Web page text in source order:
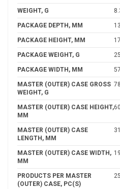
WEIGHT, G
PACKAGE DEPTH, MM
PACKAGE HEIGHT, MM
PACKAGE WEIGHT, G
PACKAGE WIDTH, MM
MASTER (OUTER) CASE GROSS
WEIGHT, G
MASTER (OUTER) CASE HEIGHT,
MM
MASTER (OUTER) CASE
LENGTH, MM
MASTER (OUTER) CASE WIDTH,
MM
PRODUCTS PER MASTER
(OUTER) CASE, PC(S)
25